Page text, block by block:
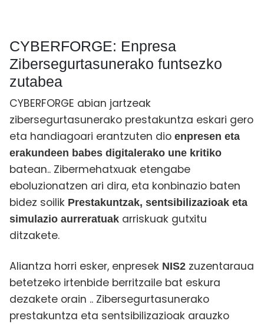
CYBERFORGE: Enpresa
Zibersegurtasunerako funtsezko
zutabea
CYBERFORGE abian jartzeak
zibersegurtasunerako prestakuntza eskari gero
eta handiagoari erantzuten dio enpresen eta
erakundeen babes digitalerako une kritiko
batean.. Zibermehatxuak etengabe
eboluzionatzen ari dira, eta konbinazio baten
bidez soilik Prestakuntzak, sentsibilizazioak eta
simulazio aurreratuak arriskuak gutxitu
ditzakete.
Aliantza horri esker, enpresek NIS2 zuzentaraua
betetzeko irtenbide berritzaile bat eskura
dezakete orain .. Zibersegurtasunerako
prestakuntza eta sentsibilizazioak arauzko